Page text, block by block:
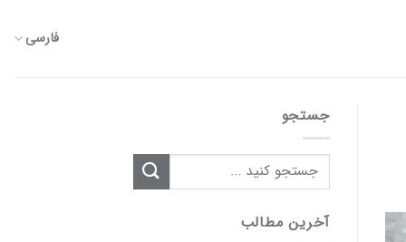
فارسی
جستجو
آخرین مطالب